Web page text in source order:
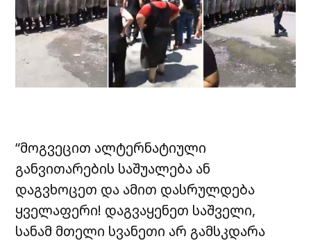
“მოგვეცით ალტერნატიული
განვითარების საშუალება ან
დაგვხოცეთ და ამით დასრულდება
ყველაფერი! დაგვაყენეთ საშველი,
სანამ მთელი სვანეთი არ გამსკდარა